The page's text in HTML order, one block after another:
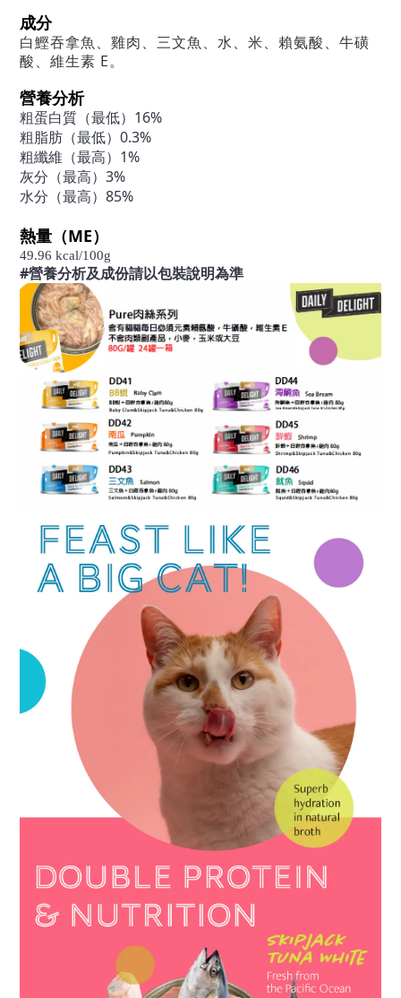
成分
白鰹吞拿魚、雞肉、三文魚、水、米、賴氨酸、牛磺
酸、維生素 E。
營養分析
粗蛋白質（最低）16%
粗脂肪（最低）0.3%
粗纖維（最高）1%
灰分（最高）3%
水分（最高）85%
熱量（ME）
49.96 kcal/100g
#營養分析及成份請以包裝說明為準